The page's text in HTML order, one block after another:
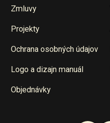
Zmluvy
Projekty
Ochrana osobných údajov
Logo a dizajn manuál
Objednávky